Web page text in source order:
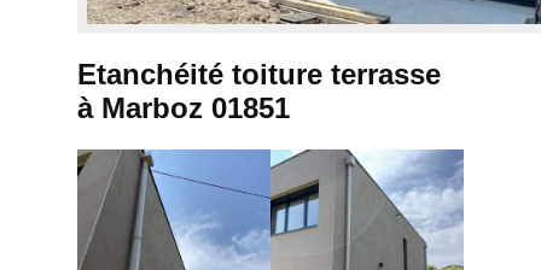
Etanchéité toiture terrasse
à Marboz 01851